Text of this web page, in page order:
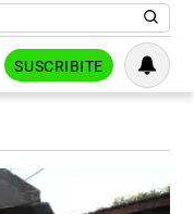
SUSCRIBITE